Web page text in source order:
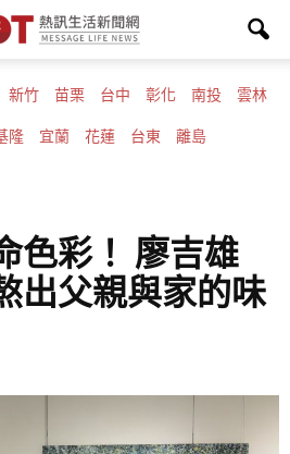
新竹 苗栗 台中 彰化 南投 雲林
隆 宜蘭 花蓮 台東 離島
色彩！ 廖吉雄
出父親與家的味